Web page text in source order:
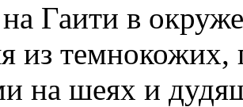
на Гаити в
из
на шеях и